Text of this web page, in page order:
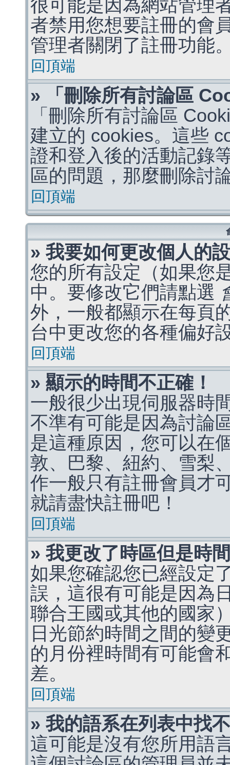
很可能是因為網站管理
者禁用您想要註冊的會
管理者關閉了註冊功能
回頂端
» 「刪除所有討論區
「刪除所有討論區
建立的 cookies。這些
證和登入後的活動記錄
區的問題，那麼刪除討
回頂端
» 我要如何更改個人的
您的所有設定（如果您
中。要修改它們請點選
外，一般都顯示在每頁
台中更改您的各種偏好
回頂端
» 顯示的時間不正確！
一般很少出現伺服器時
不準有可能是因為討論
是這種原因，您可以在
敦、巴黎、紐約、雪梨
作一般只有註冊會員才
就請盡快註冊吧！
回頂端
» 我更改了時區但是時
如果您確認您已經設定
誤，這很有可能是因為
聯合王國或其他的國家
日光節約時間之間的變
的月份裡時間有可能會
差。
回頂端
» 我的語系在列表中找
這可能是沒有您所用語